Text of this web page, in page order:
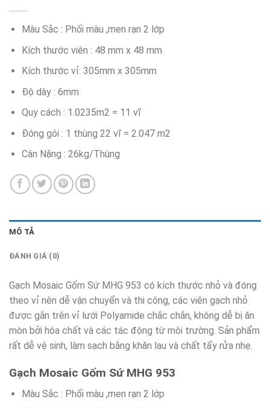
Màu Sắc : Phối màu ,men rạn 2 lớp
Kích thước viên : 48 mm x 48 mm
Kích thước vỉ: 305mm x 305mm
Độ dày : 6mm
Quy cách : 1.0235m2 = 11 vĩ
Đóng gói : 1 thùng 22 vĩ = 2.047 m2
Cân Nặng : 26kg/Thùng
MÔ TẢ
ĐÁNH GIÁ (0)
Gạch Mosaic Gốm Sứ MHG 953 có kích thước nhỏ và đóng
theo vỉ nên dễ vận chuyển và thi công, các viên gạch nhỏ
được gắn trên vỉ lưới Polyamide chắc chắn, không dễ bị ăn
mòn bởi hóa chất và các tác động từ môi trường. Sản phẩm
rất dễ vệ sinh, làm sạch bằng khăn lau và chất tẩy rửa nhẹ.
Gạch Mosaic Gốm Sứ MHG 953
Màu Sắc : Phối màu ,men rạn 2 lớp